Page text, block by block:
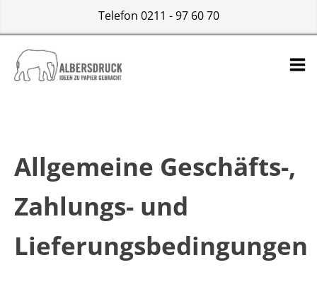
Telefon 0211 - 97 60 70
Allgemeine Geschäfts-,
Zahlungs- und
Lieferungsbedingungen